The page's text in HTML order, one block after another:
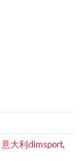
意大利dimsport,